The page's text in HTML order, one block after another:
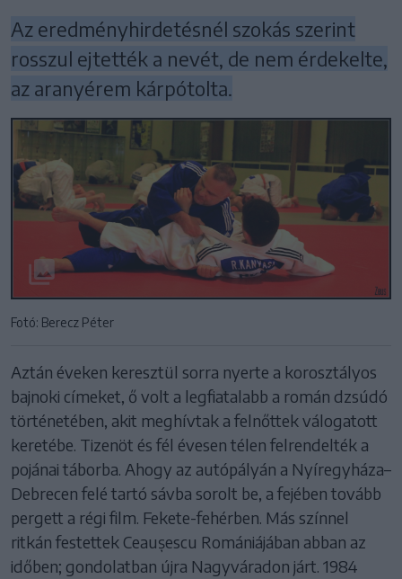
Az eredményhirdetésnél szokás szerint
rosszul ejtették a nevét, de nem érdekelte,
az aranyérem kárpótolta.
Fotó: Berecz Péter
Aztán éveken keresztül sorra nyerte a korosztályos
bajnoki címeket, ő volt a legfiatalabb a román dzsúdó
történetében, akit meghívtak a felnőttek válogatott
keretébe. Tizenöt és fél évesen télen felrendelték a
pojánai táborba. Ahogy az autópályán a Nyíregyháza–
Debrecen felé tartó sávba sorolt be, a fejében tovább
pergett a régi film. Fekete-fehérben. Más színnel
ritkán festettek Ceaușescu Romániájában abban az
időben; gondolatban újra Nagyváradon járt. 1984